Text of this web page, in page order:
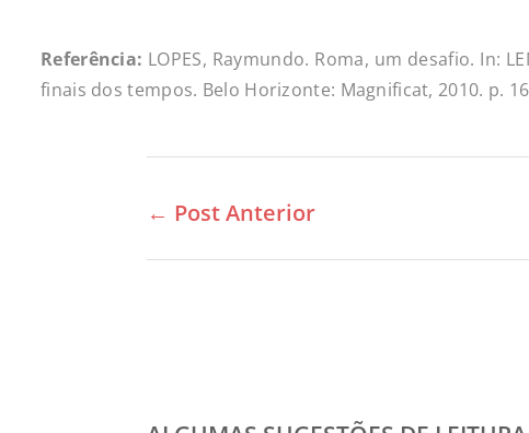
Referência: LOPES, Raymundo. Roma, um desafio. In:
finais dos tempos. Belo Horizonte: Magnificat, 2010. p.
← Post Anterior